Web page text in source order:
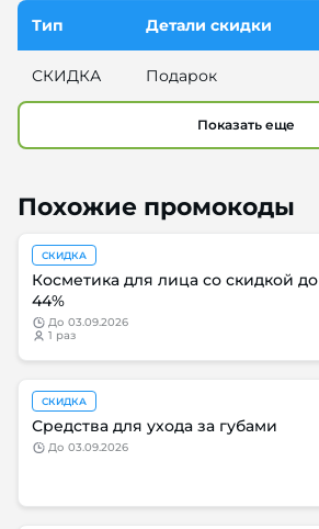
Тип Детали скидки
СКИДКА Подарок
Показать еще
Похожие промокоды
СКИДКА
Косметика для лица со скидкой до
44%
до 03.09.2026
1 раз
СКИДКА
Средства для ухода за губами
до 03.09.2026